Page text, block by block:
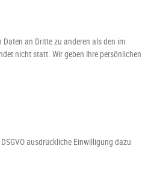
an Dritte zu anderen als den im
nicht statt. Wir geben Ihre persönlichen
ausdrückliche Einwilligung dazu